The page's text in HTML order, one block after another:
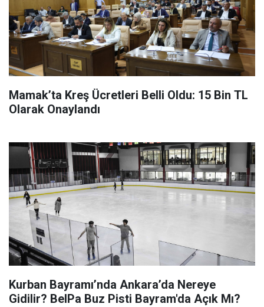
Mamak’ta Kreş Ücretleri Belli Oldu: 15 Bin TL
Olarak Onaylandı
Kurban Bayramı’nda Ankara’da Nereye
Gidilir? BelPa Buz Pisti Bayram'da Açık Mı?